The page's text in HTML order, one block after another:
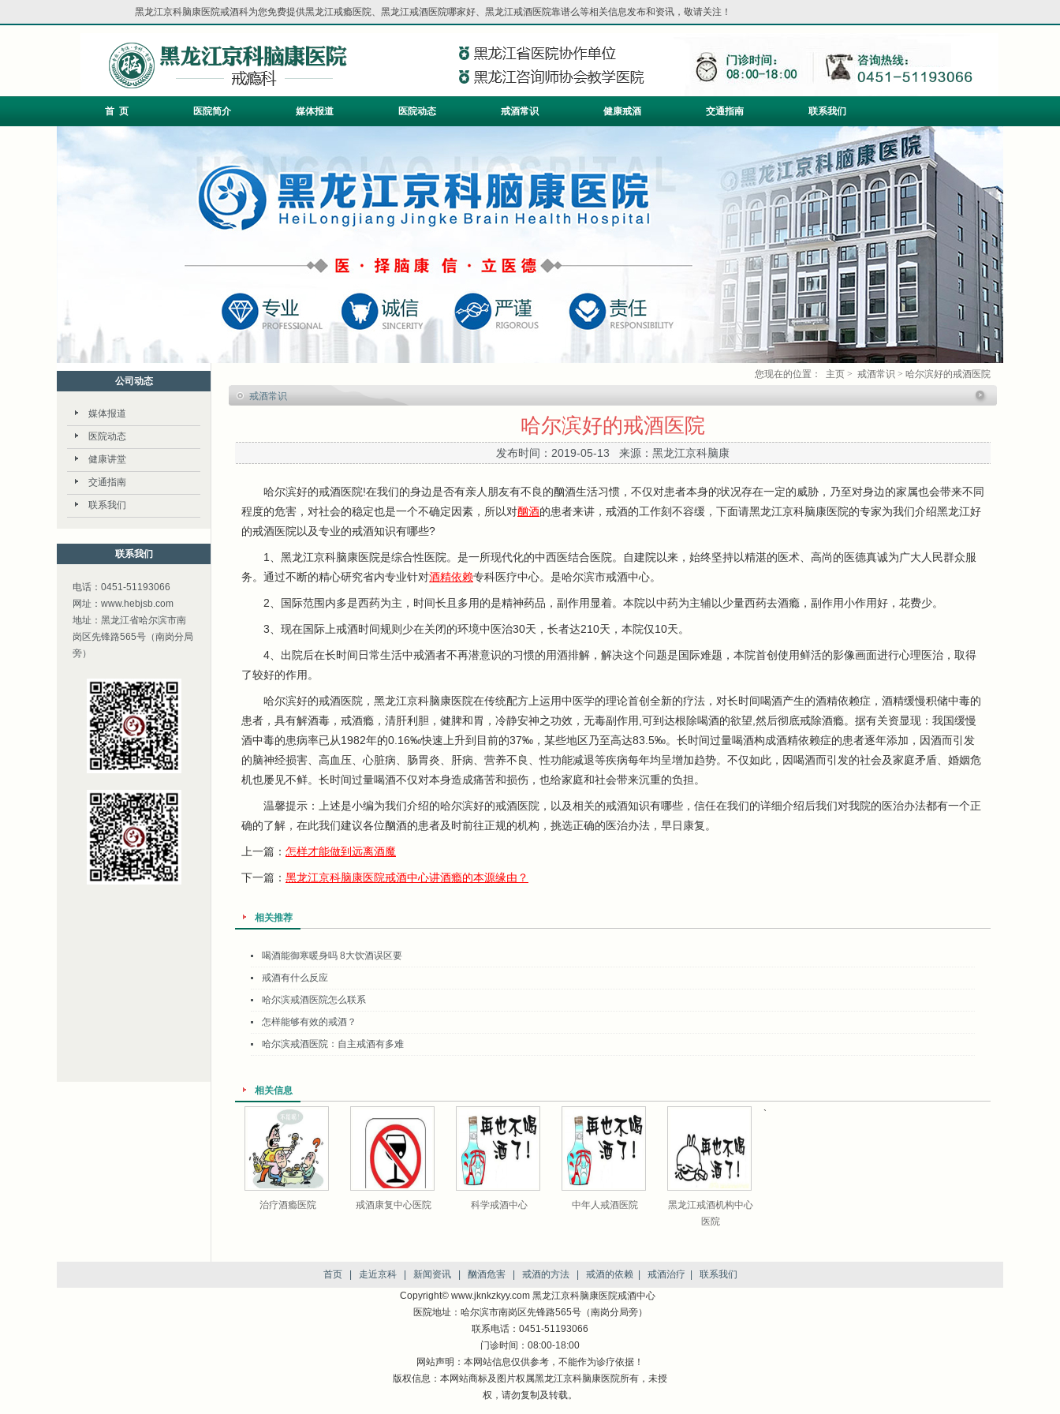
黑龙江京科脑康医院戒酒科为您免费提供黑龙江戒瘾医院、 黑龙江戒酒医院哪家好、 黑龙江戒酒医院靠谱么等相关信息发布和资讯，敬请关注！
首 页 医院简介 媒体报道 医院动态 戒酒常识 健康戒酒 交通指南 联系我们
公司动态
媒体报道
医院动态
健康讲堂
交通指南
联系我们
联系我们
电话：0451-51193066
网址：www.hebjsb.com
地址：黑龙江省哈尔滨市南
岗区先锋路565号（南岗分局
旁）
您现在的位置： 主页 > 戒酒常识 > 哈尔滨好的戒酒医院
戒酒常识
哈尔滨好的戒酒医院
发布时间：2019-05-13 来源：黑龙江京科脑康
哈尔滨好的戒酒医院!在我们的身边是否有亲人朋友有不良的酗酒生活习惯，不仅对患者本身的状况存在一定的威胁，乃至对身边的家属也会带来不同
程度的危害，对社会的稳定也是一个不确定因素，所以对酗酒的患者来讲，戒酒的工作刻不容缓，下面请黑龙江京科脑康医院的专家为我们介绍黑龙江好
的戒酒医院以及专业的戒酒知识有哪些?
1、黑龙江京科脑康医院是综合性医院。是一所现代化的中西医结合医院。自建院以来，始终坚持以精湛的医术、高尚的医德真诚为广大人民群众服
务。通过不断的精心研究省内专业针对酒精依赖专科医疗中心。是哈尔滨市戒酒中心。
2、国际范围内多是西药为主，时间长且多用的是精神药品，副作用显着。本院以中药为主辅以少量西药去酒瘾，副作用小作用好，花费少。
3、现在国际上戒酒时间规则少在关闭的环境中医治30天，长者达210天，本院仅10天。
4、出院后在长时间日常生活中戒酒者不再潜意识的习惯的用酒排解，解决这个问题是国际难题，本院首创使用鲜活的影像画面进行心理医治，取得
了较好的作用。
哈尔滨好的戒酒医院，黑龙江京科脑康医院在传统配方上运用中医学的理论首创全新的疗法，对长时间喝酒产生的酒精依赖症，酒精缓慢积储中毒的
患者，具有解酒毒，戒酒瘾，清肝利胆，健脾和胃，冷静安神之功效，无毒副作用,可到达根除喝酒的欲望,然后彻底戒除酒瘾。据有关资显现：我国缓慢
酒中毒的患病率已从1982年的0.16‰快速上升到目前的37‰，某些地区乃至高达83.5‰。长时间过量喝酒构成酒精依赖症的患者逐年添加，因酒而引发
的脑神经损害、高血压、心脏病、肠胃炎、肝病、营养不良、性功能减退等疾病每年均呈增加趋势。不仅如此，因喝酒而引发的社会及家庭矛盾、婚姻危
机也屡见不鲜。长时间过量喝酒不仅对本身造成痛苦和损伤，也给家庭和社会带来沉重的负担。
温馨提示：上述是小编为我们介绍的哈尔滨好的戒酒医院，以及相关的戒酒知识有哪些，信任在我们的详细介绍后我们对我院的医治办法都有一个正
确的了解，在此我们建议各位酗酒的患者及时前往正规的机构，挑选正确的医治办法，早日康复。
上一篇： 怎样才能做到远离酒魔
下一篇： 黑龙江京科脑康医院戒酒中心讲酒瘾的本源缘由？
相关推荐
喝酒能御寒暖身吗 8大饮酒误区要
戒酒有什么反应
哈尔滨戒酒医院怎么联系
怎样能够有效的戒酒？
哈尔滨戒酒医院：自主戒酒有多难
相关信息
治疗酒瘾医院
`
戒酒康复中心医院 科学戒酒中心 中年人戒酒医院
黑龙江戒酒机构中心
医院
首页 走近京科 新闻资讯 酗酒危害 戒酒的方法 戒酒的依赖 戒酒治疗
联系我们
Copyright© www.jknkzkyy.com 黑龙江京科脑康医院戒酒中心
医院地址：哈尔滨市南岗区先锋路565号（南岗分局旁）
联系电话：0451-51193066
门诊时间：08:00-18:00
网站声明：本网站信息仅供参考，不能作为诊疗依据！
版权信息：本网站商标及图片权属黑龙江京科脑康医院所有，未授
权，请勿复制及转载。